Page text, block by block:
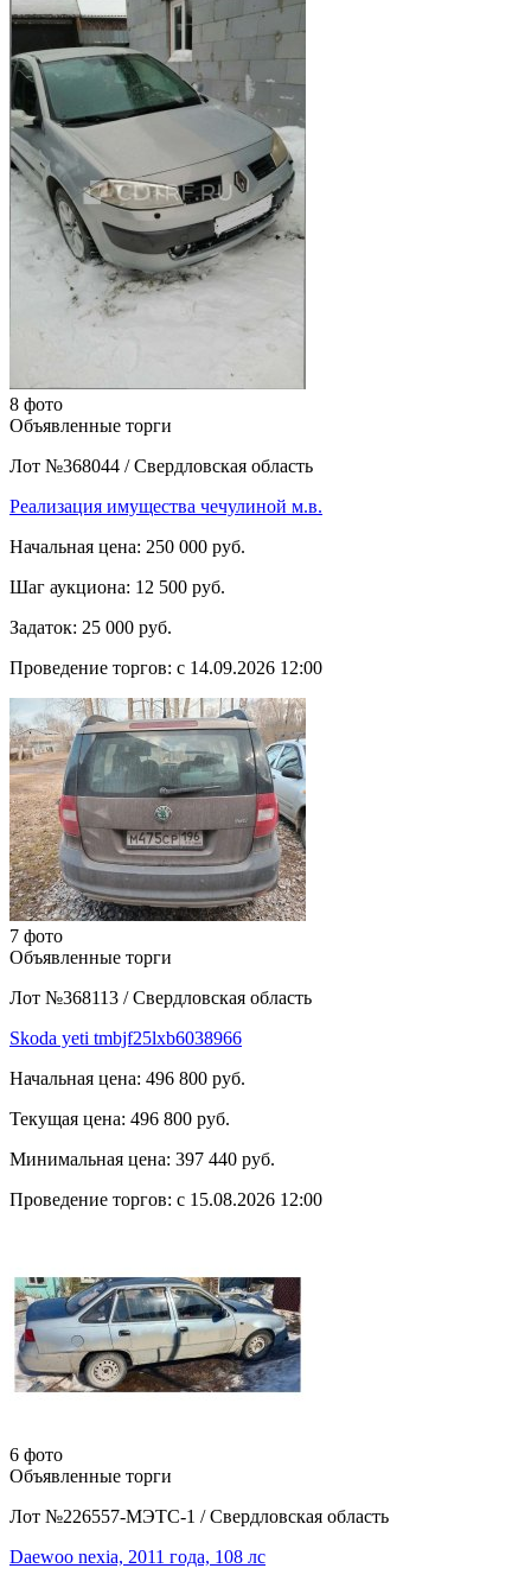
8 фото
Объявленные торги
Лот №368044 / Свердловская область
Реализация имущества чечулиной м.в.
Начальная цена: 250 000 руб.
Шаг аукциона: 12 500 руб.
Задаток: 25 000 руб.
Проведение торгов: с 14.09.2026 12:00
7 фото
Объявленные торги
Лот №368113 / Свердловская область
Skoda yeti tmbjf25lxb6038966
Начальная цена: 496 800 руб.
Текущая цена: 496 800 руб.
Минимальная цена: 397 440 руб.
Проведение торгов: с 15.08.2026 12:00
6 фото
Объявленные торги
Лот №226557-МЭТС-1 / Свердловская область
Daewoo nexia, 2011 года, 108 лс